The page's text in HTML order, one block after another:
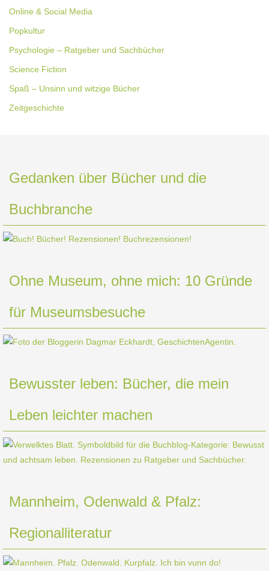
Online & Social Media
Popkultur
Psychologie – Ratgeber und Sachbücher
Science Fiction
Spaß – Unsinn und witzige Bücher
Zeitgeschichte
Gedanken über Bücher und die
Buchbranche
Ohne Museum, ohne mich: 10 Gründe
für Museumsbesuche
Bewusster leben: Bücher, die mein
Leben leichter machen
Mannheim, Odenwald & Pfalz:
Regionalliteratur